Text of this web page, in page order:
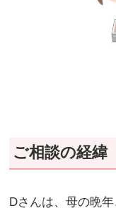
ご相談の経緯
Dさんは、母の晩